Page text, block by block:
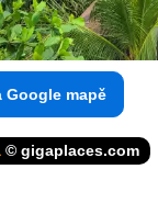
Google mapě
© gigaplaces.com